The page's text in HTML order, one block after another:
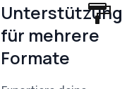
Unterstützung
für mehrere
Formate